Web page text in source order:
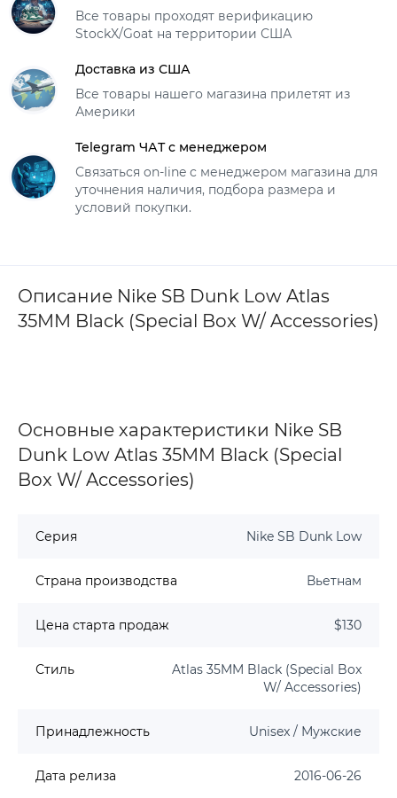
Все товары проходят верификацию
StockX/Goat на территории США
Доставка из США
Все товары нашего магазина прилетят из
Америки
Telegram ЧАТ с менеджером
Связаться on-line с менеджером магазина для
уточнения наличия, подбора размера и
условий покупки.
Описание Nike SB Dunk Low Atlas
35MM Black (Special Box W/ Accessories)
Основные характеристики Nike SB
Dunk Low Atlas 35MM Black (Special
Box W/ Accessories)
Серия Nike SB Dunk Low
Страна производства Вьетнам
Цена старта продаж $130
Стиль
Atlas 35MM Black (Special Box
W/ Accessories)
Принадлежность Unisex / Мужские
Дата релиза 2016-06-26